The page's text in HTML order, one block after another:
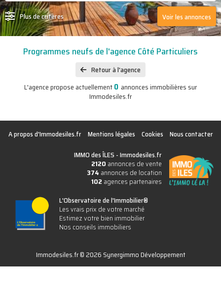
Plus de critères Voir les annonces
Programmes neufs de l'agence Côté Particuliers
Retour à l'agence
L'agence propose actuellement0 annonces immobilières sur
Immodesiles.fr
A propos d'Immodesiles.fr Mentions légales Cookies
Nous contacter
IMMO des ÎLES -Immodesiles.fr
2120 annonces de vente
374 annonces de location
102 agences partenaires
L'Observatoire de l'Immobilier®
Les vrais prix de votre marché
Estimez votre bien immobilier
Nos conseils immobiliers
Immodesiles.fr © 2026 Synergimmo Développement